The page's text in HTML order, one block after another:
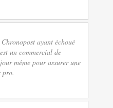
ayant échoué
un commercial de
même pour assurer une
pro.